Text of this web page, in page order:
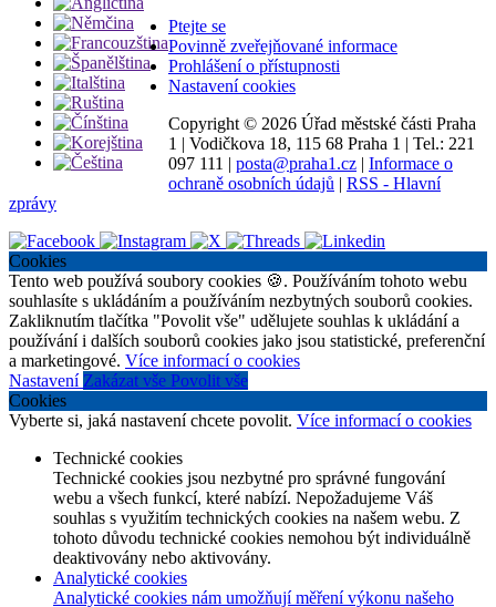
Ptejte se
Povinně zveřejňované informace
Prohlášení o přístupnosti
Nastavení cookies
Copyright © 2026 Úřad městské části Praha
1 | Vodičkova 18, 115 68 Praha 1 | Tel.: 221
097 111 | posta@praha1.cz | Informace o
ochraně osobních údajů | RSS - Hlavní
zprávy
Cookies
Tento web používá soubory cookies 🍪. Používáním tohoto webu
souhlasíte s ukládáním a používáním nezbytných souborů cookies.
Zakliknutím tlačítka "Povolit vše" udělujete souhlas k ukládání a
používání i dalších souborů cookies jako jsou statistické, preferenční
a marketingové. Více informací o cookies
Nastavení Zakázat vše Povolit vše
Cookies
Vyberte si, jaká nastavení chcete povolit. Více informací o cookies
Technické cookies
Technické cookies jsou nezbytné pro správné fungování
webu a všech funkcí, které nabízí. Nepožadujeme Váš
souhlas s využitím technických cookies na našem webu. Z
tohoto důvodu technické cookies nemohou být individuálně
deaktivovány nebo aktivovány.
Analytické cookies
Analytické cookies nám umožňují měření výkonu našeho